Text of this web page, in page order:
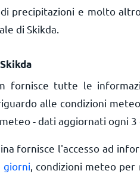
precipitazioni e molto
di Skikda.
fornisce tutte le
alle condizioni
- dati aggiornati ogni 3
fornisce l'accesso ad
giorni , condizioni meteo